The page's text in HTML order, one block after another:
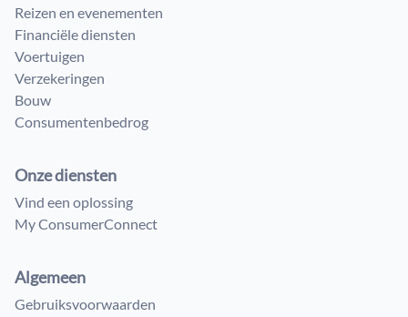
Reizen en evenementen
Financiële diensten
Voertuigen
Verzekeringen
Bouw
Consumenten​bedrog
Onze diensten
Vind een oplossing
My ConsumerConnect
Algemeen
Gebruiksvoorwaarden